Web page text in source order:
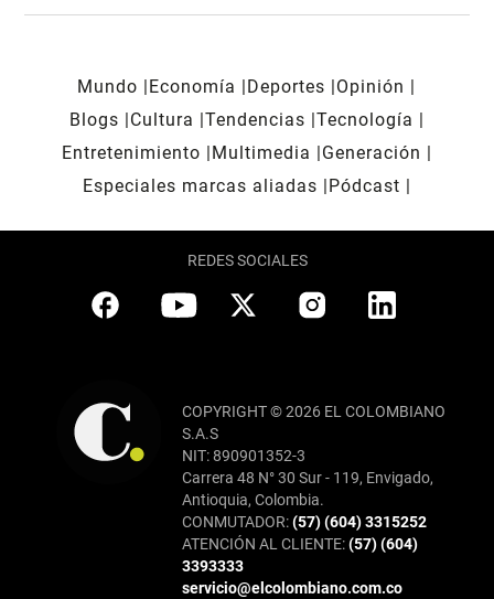
Mundo Economía Deportes
Opinión
Blogs
Cultura Tendencias Tecnología
Entretenimiento
Multimedia
Generación
Especiales marcas aliadas
Pódcast
REDES SOCIALES
COPYRIGHT © 2026 EL COLOMBIANO
S.A.S
NIT: 890901352-3
Carrera 48 N° 30 Sur - 119, Envigado,
Antioquia, Colombia.
CONMUTADOR:(57) (604) 3315252
ATENCIÓN AL CLIENTE:(57) (604)
3393333
servicio@elcolombiano.com.co